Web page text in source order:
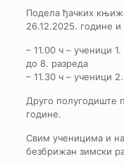
Подела ђачких
26.12.2025. године и
– 11.00 ч – ученици
до 8. разреда
– 11.30 ч – ученици
Друго полугодиште
године.
Свим ученицима и
безбрижан зимски